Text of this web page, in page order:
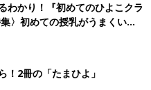
わかり！『初めてのひよこクラ
〉初めての授乳がうまくい
の基本と夏のトラブル 解決テ
！2冊の「たまひよ」